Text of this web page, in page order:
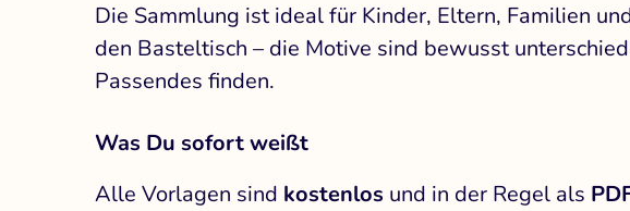
Die Sammlung ist ideal für Kinder, Eltern, Familien
den Basteltisch – die Motive sind bewusst
Passendes finden.
Was Du sofort weißt
Alle Vorlagen sind kostenlos und in der Regel als